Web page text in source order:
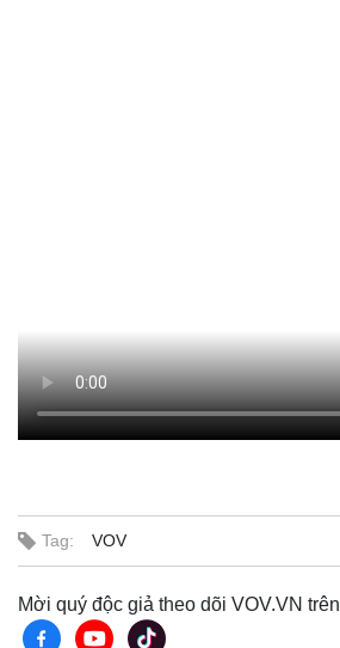
Tag: VOV
Mời quý độc giả theo dõi VOV.VN trên